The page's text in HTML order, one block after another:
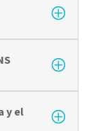
y el